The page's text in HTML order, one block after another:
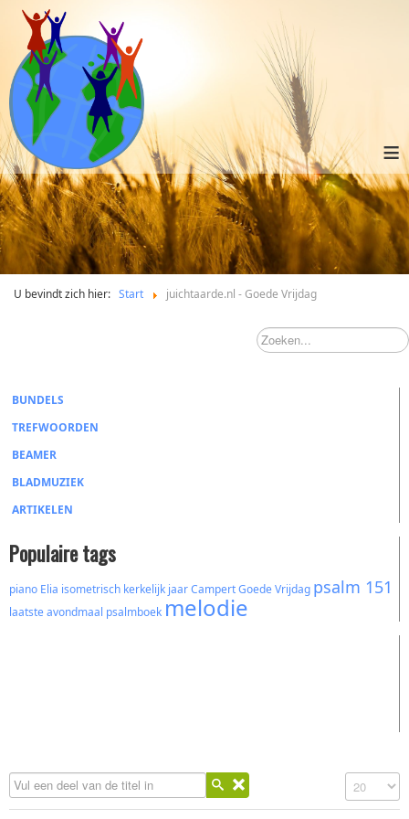
≡
U bevindt zich hier: Start juichtaarde.nl - Goede Vrijdag
BUNDELS
TREFWOORDEN
BEAMER
BLADMUZIEK
ARTIKELEN
Populaire tags
piano Elia isometrisch kerkelijk jaarCampertGoede Vrijdag psalm 151
laatste avondmaal psalmboek melodie
Vul een deel van de titel in Toon #